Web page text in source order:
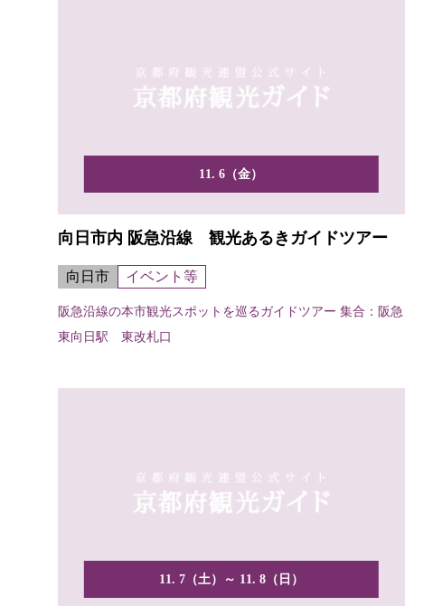
11. 6（金）
向日市内 阪急沿線 観光あるきガイドツアー
向日市 イベント等
阪急沿線の本市観光スポットを巡るガイドツアー 集合：阪急
東向日駅 東改札口
11. 7（土）～ 11. 8（日）